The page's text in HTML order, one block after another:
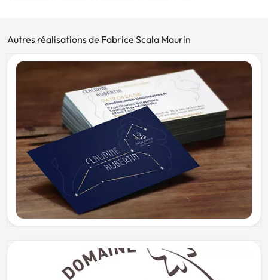
Autres réalisations de Fabrice Scala Maurin